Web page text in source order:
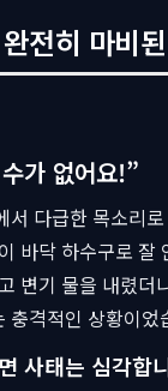
전히 마비
가 없어요!”
서 다급한 목소리
바닥 하수구로 잘
변기 물을 내렸더
충격적인 상황이었
사태는 심각합